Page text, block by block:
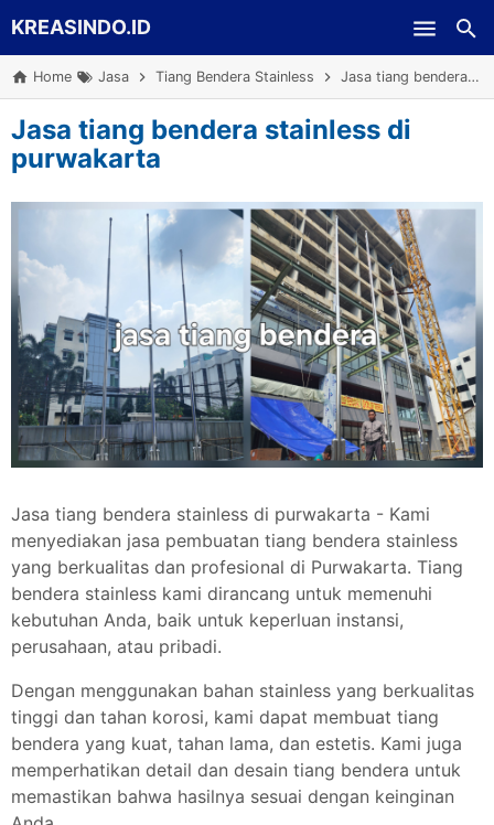
KREASINDO.ID
Home Jasa Tiang Bendera Stainless Jasa tiang bendera stainless di purwakarta
Jasa tiang bendera stainless di
purwakarta
Jasa tiang bendera stainless di purwakarta - Kami
menyediakan jasa pembuatan tiang bendera stainless
yang berkualitas dan profesional di Purwakarta. Tiang
bendera stainless kami dirancang untuk memenuhi
kebutuhan Anda, baik untuk keperluan instansi,
perusahaan, atau pribadi.
Dengan menggunakan bahan stainless yang berkualitas
tinggi dan tahan korosi, kami dapat membuat tiang
bendera yang kuat, tahan lama, dan estetis. Kami juga
memperhatikan detail dan desain tiang bendera untuk
memastikan bahwa hasilnya sesuai dengan keinginan